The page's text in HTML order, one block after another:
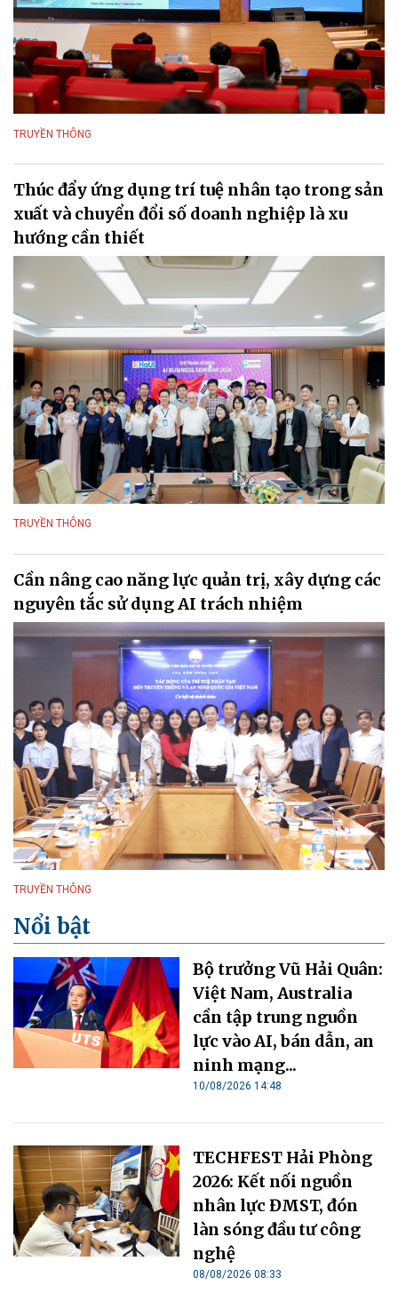
TRUYỀN THÔNG
Thúc đẩy ứng dụng trí tuệ nhân tạo trong sản
xuất và chuyển đổi số doanh nghiệp là xu
hướng cần thiết
TRUYỀN THÔNG
Cần nâng cao năng lực quản trị, xây dựng các
nguyên tắc sử dụng AI trách nhiệm
TRUYỀN THÔNG
Nổi bật
Bộ trưởng Vũ Hải Quân:
Việt Nam, Australia
cần tập trung nguồn
lực vào AI, bán dẫn, an
ninh mạng...
10/08/2026 14:48
TECHFEST Hải Phòng
2026: Kết nối nguồn
nhân lực ĐMST, đón
làn sóng đầu tư công
nghệ
08/08/2026 08:33